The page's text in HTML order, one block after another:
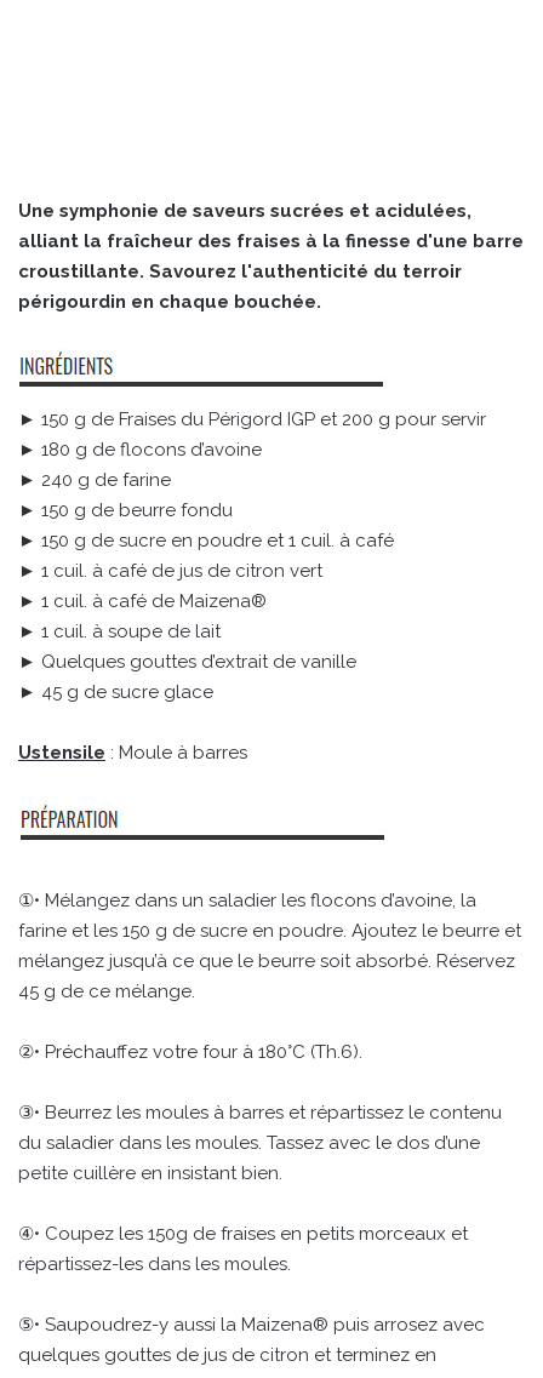
Une symphonie de saveurs sucrées et acidulées,
alliant la fraîcheur des fraises à la finesse d'une barre
croustillante. Savourez l'authenticité du terroir
périgourdin en chaque bouchée.
► 150 g de Fraises du Périgord IGP et 200 g pour servir
► 180 g de flocons d’avoine
► 240 g de farine
► 150 g de beurre fondu
► 150 g de sucre en poudre et 1 cuil. à café
► 1 cuil. à café de jus de citron vert
► 1 cuil. à café de Maizena®
► 1 cuil. à soupe de lait
► Quelques gouttes d’extrait de vanille
► 45 g de sucre glace
Ustensile : Moule à barres
①• Mélangez dans un saladier les flocons d’avoine, la
farine et les 150 g de sucre en poudre. Ajoutez le beurre et
mélangez jusqu’à ce que le beurre soit absorbé. Réservez
45 g de ce mélange.
②• Préchauffez votre four à 180°C (Th.6).
③• Beurrez les moules à barres et répartissez le contenu
du saladier dans les moules. Tassez avec le dos d’une
petite cuillère en insistant bien.
④• Coupez les 150g de fraises en petits morceaux et
répartissez-les dans les moules.
⑤• Saupoudrez-y aussi la Maizena® puis arrosez avec
quelques gouttes de jus de citron et terminez en